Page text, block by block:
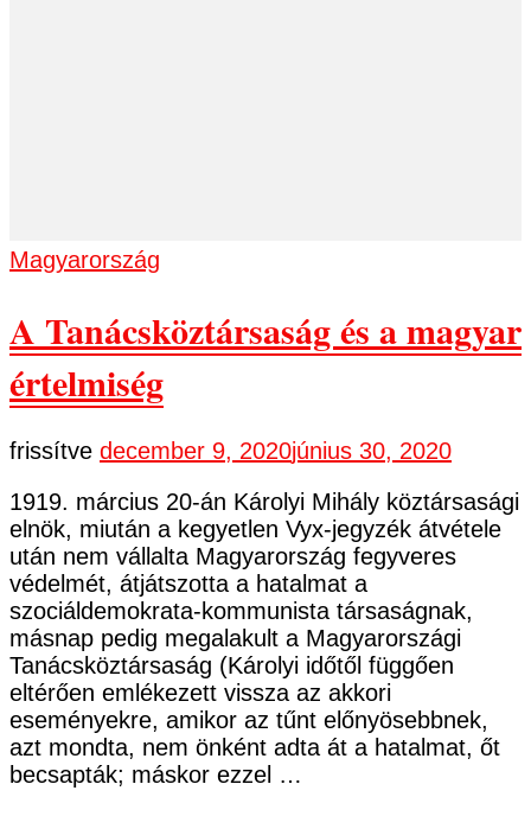
Magyarország
A Tanácsköztársaság és a magyar
értelmiség
frissítve december 9, 2020június 30, 2020
1919. március 20-án Károlyi Mihály köztársasági
elnök, miután a kegyetlen Vyx-jegyzék átvétele
után nem vállalta Magyarország fegyveres
védelmét, átjátszotta a hatalmat a
szociáldemokrata-kommunista társaságnak,
másnap pedig megalakult a Magyarországi
Tanácsköztársaság (Károlyi időtől függően
eltérően emlékezett vissza az akkori
eseményekre, amikor az tűnt előnyösebbnek,
azt mondta, nem önként adta át a hatalmat, őt
becsapták; máskor ezzel …